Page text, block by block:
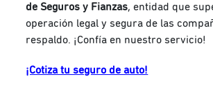
de Seguros y Fianzas, entidad que
operación legal y segura de las
respaldo. ¡Confía en nuestro servicio!
¡Cotiza tu seguro de auto!